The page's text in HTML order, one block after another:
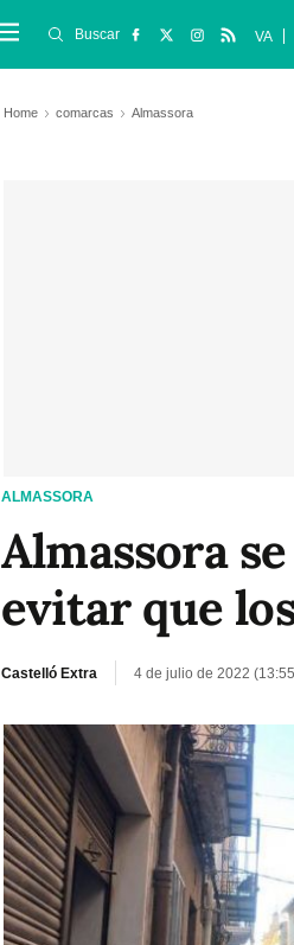
Buscar VA
Home comarcas Almassora
ALMASSORA
Almassora
evitar que
Castelló Extra 4 de julio de 2022